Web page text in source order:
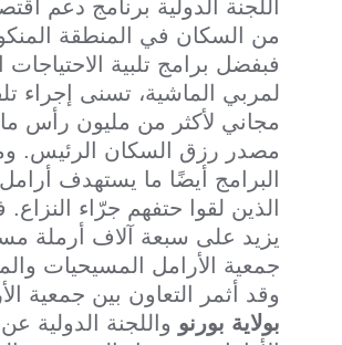
اللجنة الدولية برنامج دعم
من السكان في المنطقة
فبفضل برامج تلبية الاحتياجات
لمربي الماشية، تسنى إجراء
مجاني لأكثر من مليون رأس
مصدر رزق السكان الرئيس.
البرامج أيضًا ما يستهدف أرامل
الذين لقوا حتفهم جرّاء النزاع.
يزيد على سبعة آلاف أرملة
جمعية الأرامل المسيحيات
وقد أثمر التعاون بين جمعية
بولاية بورنو واللجنة الدولية